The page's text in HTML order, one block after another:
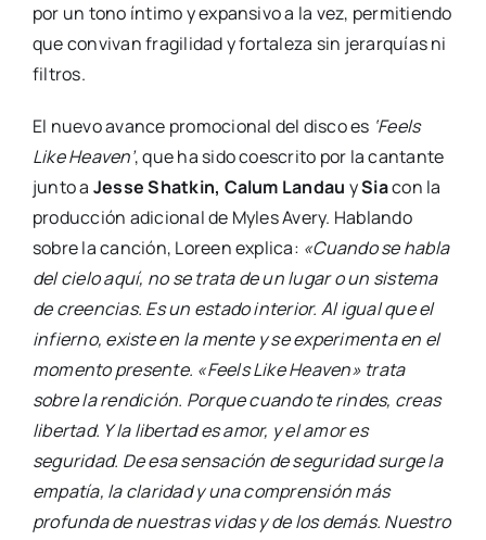
por un tono íntimo y expansivo a la vez, permitiendo
que convivan fragilidad y fortaleza sin jerarquías ni
filtros.
El nuevo avance promocional del disco es ‘Feels
Like Heaven’, que ha sido coescrito por la cantante
junto a Jesse Shatkin, Calum Landau ySiacon la
producción adicional de Myles Avery. Hablando
sobre la canción, Loreen explica: «Cuando se habla
del cielo aquí, no se trata de un lugar o un sistema
de creencias. Es un estado interior. Al igual que el
infierno, existe en la mente y se experimenta en el
momento presente. «Feels Like Heaven» trata
sobre la rendición. Porque cuando te rindes, creas
libertad. Y la libertad es amor, y el amor es
seguridad. De esa sensación de seguridad surge la
empatía, la claridad y una comprensión más
profunda de nuestras vidas y de los demás. Nuestro